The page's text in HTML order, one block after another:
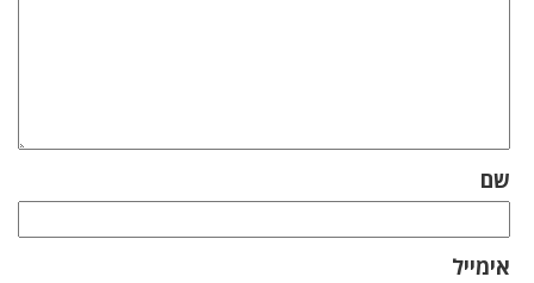
שם
אימייל